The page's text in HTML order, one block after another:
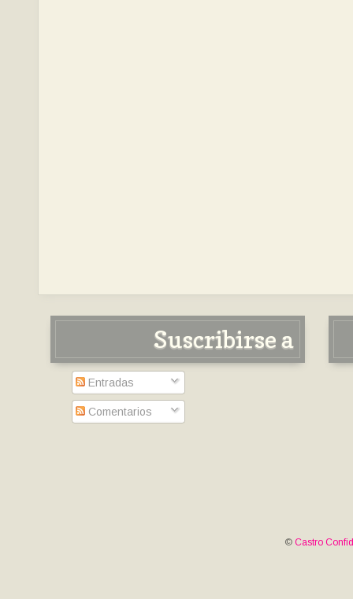
Suscribirse a
Entradas
Comentarios
© Castro